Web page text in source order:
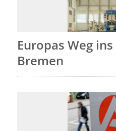
Europas Weg
Bremen